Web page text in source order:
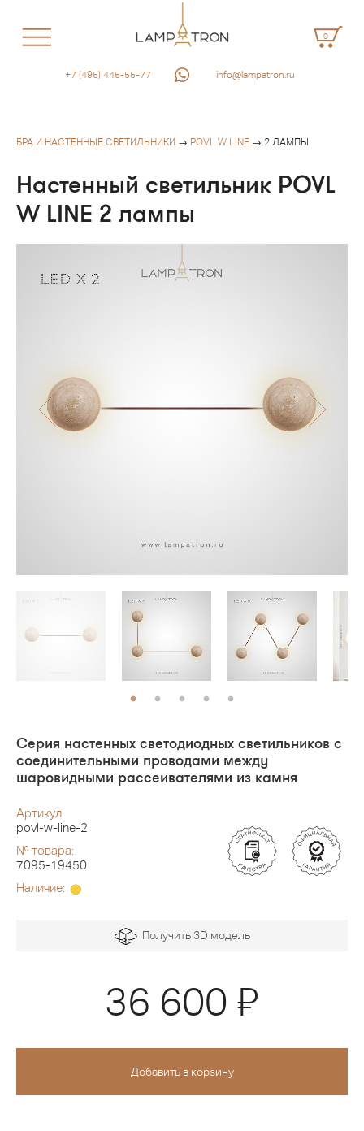
0
+7 (495) 445-55-77 info@lampatron.ru
БРА И НАСТЕННЫЕ СВЕТИЛЬНИКИ → POVL W LINE → 2 ЛАМПЫ
Настенный светильник POVL
W LINE 2 лампы
Серия настенных светодиодных светильников с
соединительными проводами между
шаровидными рассеивателями из камня
Артикул:
povl-w-line-2
№ товара:
7095-19450
Наличие:
Получить 3D модель
36 600 Я